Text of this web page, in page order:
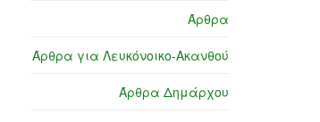
Άρθρα
Άρθρα για Λευκόνοικο-Ακανθού
Άρθρα Δημάρχου